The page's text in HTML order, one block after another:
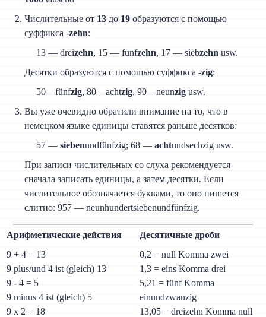
Числительные от 13 до 19 образуются с помощью
суффикса-zehn:
13 — dreizehn, 15 — fünfzehn, 17 — siebzehn usw.
Десятки образуются с помощью суффикса-zig:
50—fünfzig, 80—achtzig, 90—neunzig usw.
Вы уже очевидно обратили внимание на то, что в
немецком языке единицы ставятся раньше десятков:
57 —siebenundfünfzig; 68 —achtundsechzig usw.
При записи числительных со слуха рекомендуется
сначала записать единицы, а затем десятки. Если
числительное обозначается буквами, то оно пишется
слитно: 957 — neunhundertsiebenundfünfzig.
Арифметические действия
Десятичные дроби
9 + 4 = 13
9 plus/und 4 ist (gleich) 13
9 - 4 = 5
9 minus 4 ist (gleich) 5
9 x 2 = 18
0,2 = null Komma zwei
1,3 = eins Komma drei
5,21 = fünf Komma
einundzwanzig
13,05 = dreizehn Komma null